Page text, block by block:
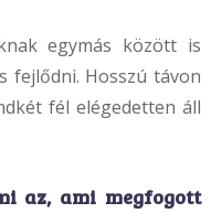
egymás között is
fejlődni. Hosszú távon
fél elégedetten áll
az, ami megfogott